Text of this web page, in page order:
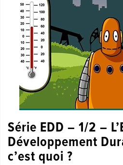
Série EDD – 1/2 –
Développement
c’est quoi ?